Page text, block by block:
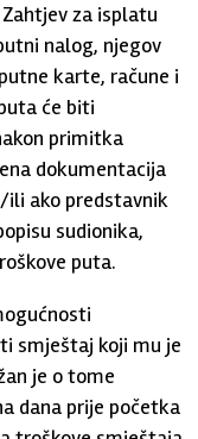
za isplatu
nalog, njegov
karte, račune i
će biti
primitka
dokumentacija
ili ako predstavnik
sudionika,
puta.
smještaj koji mu je
je o tome
dana prije početka